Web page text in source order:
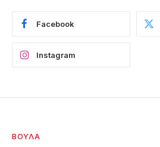
Facebook
Instagram
ΒΟΎΛΑ